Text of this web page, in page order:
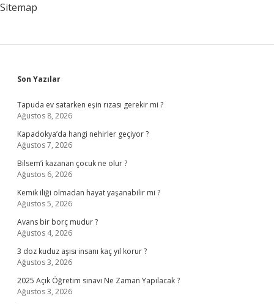
Sitemap
Sidebar
Son Yazılar
Tapuda ev satarken eşin rızası gerekir mi ?
Ağustos 8, 2026
Kapadokya’da hangi nehirler geçiyor ?
Ağustos 7, 2026
Bilsem’i kazanan çocuk ne olur ?
Ağustos 6, 2026
Kemik iliği olmadan hayat yaşanabilir mi ?
Ağustos 5, 2026
Avans bir borç mudur ?
Ağustos 4, 2026
3 doz kuduz aşısı insanı kaç yıl korur ?
Ağustos 3, 2026
2025 Açık Öğretim sınavı Ne Zaman Yapılacak ?
Ağustos 3, 2026